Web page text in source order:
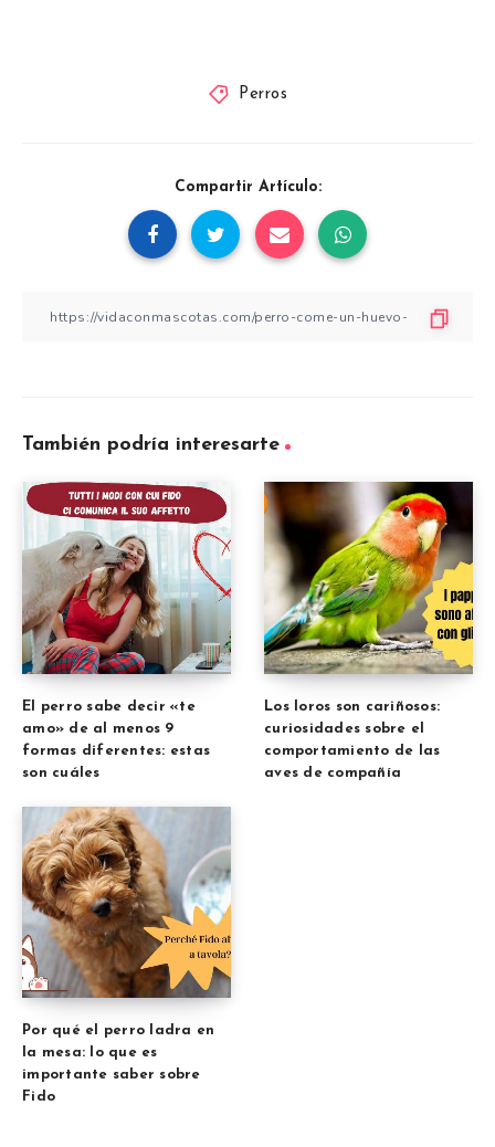
Perros
Compartir Artículo:
También podría interesarte
El perro sabe decir «te
amo» de al menos 9
formas diferentes: estas
son cuáles
Los loros son cariñosos:
curiosidades sobre el
comportamiento de las
aves de compañía
Por qué el perro ladra en
la mesa: lo que es
importante saber sobre
Fido